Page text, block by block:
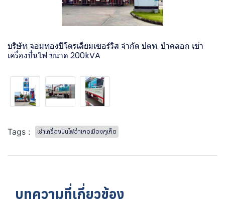
บริษัท จอมทองปิโตรเลียมเซอร์วิส จำกัด ปตท. ป่าคลอก เช่า
เครื่องปั่นไฟ ขนาด 200kVA
Tags : เช่าเครื่องปั่นไฟอำเภอเมืองภูเก็ต
บทความที่เกี่ยวข้อง